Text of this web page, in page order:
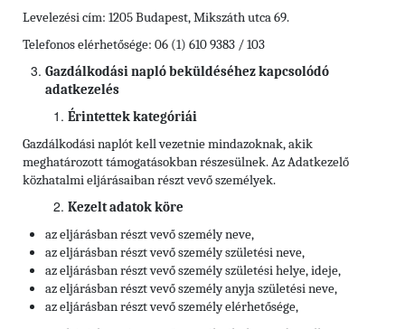
Levelezési cím: 1205 Budapest, Mikszáth utca 69.
Telefonos elérhetősége: 06 (1) 610 9383 / 103
Gazdálkodási napló beküldéséhez kapcsolódó
adatkezelés
Érintettek kategóriái
Gazdálkodási naplót kell vezetnie mindazoknak, akik
meghatározott támogatásokban részesülnek. Az Adatkezelő
közhatalmi eljárásaiban részt vevő személyek.
Kezelt adatok köre
az eljárásban részt vevő személy neve,
az eljárásban részt vevő személy születési neve,
az eljárásban részt vevő személy születési helye, ideje,
az eljárásban részt vevő személy anyja születési neve,
az eljárásban részt vevő személy elérhetősége,